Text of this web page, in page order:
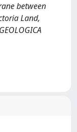
between
Land,